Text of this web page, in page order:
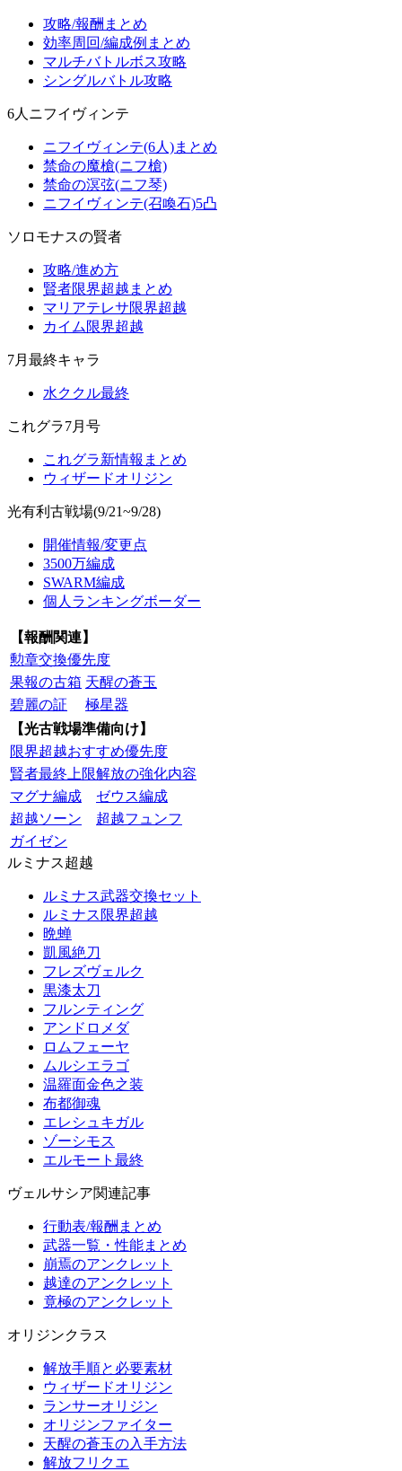
攻略/報酬まとめ
効率周回/編成例まとめ
マルチバトルボス攻略
シングルバトル攻略
6人ニフイヴィンテ
ニフイヴィンテ(6人)まとめ
禁命の魔槍(ニフ槍)
禁命の溟弦(ニフ琴)
ニフイヴィンテ(召喚石)5凸
ソロモナスの賢者
攻略/進め方
賢者限界超越まとめ
マリアテレサ限界超越
カイム限界超越
7月最終キャラ
水ククル最終
これグラ7月号
これグラ新情報まとめ
ウィザードオリジン
光有利古戦場(9/21~9/28)
開催情報/変更点
3500万編成
SWARM編成
個人ランキングボーダー
【報酬関連】
勲章交換優先度
果報の古箱 天醒の蒼玉
碧麗の証
極星器
【光古戦場準備向け】
限界超越おすすめ優先度
賢者最終上限解放の強化内容
マグナ編成
ゼウス編成
超越ソーン
超越フュンフ
ガイゼン
ルミナス超越
ルミナス武器交換セット
ルミナス限界超越
晩蝉
凱風絶刀
フレズヴェルク
黒漆太刀
フルンティング
アンドロメダ
ロムフェーヤ
ムルシエラゴ
温羅面金色之装
布都御魂
エレシュキガル
ゾーシモス
エルモート最終
ヴェルサシア関連記事
行動表/報酬まとめ
武器一覧・性能まとめ
崩焉のアンクレット
越達のアンクレット
竟極のアンクレット
オリジンクラス
解放手順と必要素材
ウィザードオリジン
ランサーオリジン
オリジンファイター
天醒の蒼玉の入手方法
解放フリクエ